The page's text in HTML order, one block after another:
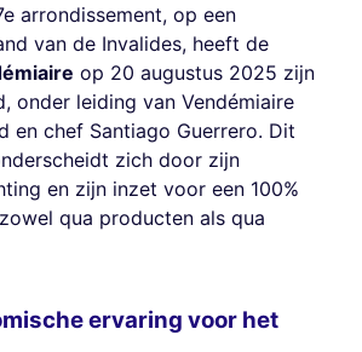
arrondissement, op een
van de Invalides, heeft de
op 20 augustus 2025 zijn
onder leiding van Vendémiaire
en chef Santiago Guerrero. Dit
zich door zijn
en zijn inzet voor een 100%
qua producten als qua
ervaring voor het